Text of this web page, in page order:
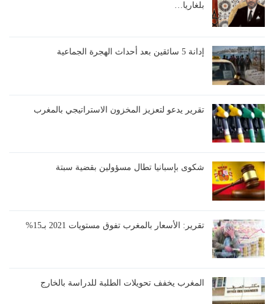
بلغاريا…
إدانة 5 سائقين بعد أحداث الهجرة الجماعية
تقرير يدعو لتعزيز المخزون الاستراتيجي بالمغرب
شكوى بإسبانيا تطال مسؤولين بقضية سبتة
تقرير: الأسعار بالمغرب تفوق مستويات 2021 بـ15%
المغرب يخفف تحويلات الطلبة للدراسة بالخارج